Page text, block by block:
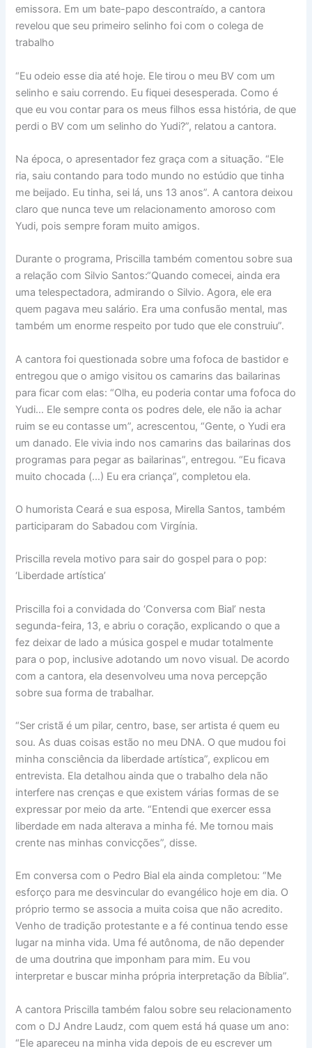
emissora. Em um bate-papo descontraído, a cantora
revelou que seu primeiro selinho foi com o colega de
trabalho
“Eu odeio esse dia até hoje. Ele tirou o meu BV com um
selinho e saiu correndo. Eu fiquei desesperada. Como é
que eu vou contar para os meus filhos essa história, de que
perdi o BV com um selinho do Yudi?”, relatou a cantora.
Na época, o apresentador fez graça com a situação. “Ele
ria, saiu contando para todo mundo no estúdio que tinha
me beijado. Eu tinha, sei lá, uns 13 anos”. A cantora deixou
claro que nunca teve um relacionamento amoroso com
Yudi, pois sempre foram muito amigos.
Durante o programa, Priscilla também comentou sobre sua
a relação com Silvio Santos:“Quando comecei, ainda era
uma telespectadora, admirando o Silvio. Agora, ele era
quem pagava meu salário. Era uma confusão mental, mas
também um enorme respeito por tudo que ele construiu”.
A cantora foi questionada sobre uma fofoca de bastidor e
entregou que o amigo visitou os camarins das bailarinas
para ficar com elas: “Olha, eu poderia contar uma fofoca do
Yudi… Ele sempre conta os podres dele, ele não ia achar
ruim se eu contasse um”, acrescentou, “Gente, o Yudi era
um danado. Ele vivia indo nos camarins das bailarinas dos
programas para pegar as bailarinas”, entregou. “Eu ficava
muito chocada (…) Eu era criança”, completou ela.
O humorista Ceará e sua esposa, Mirella Santos, também
participaram do Sabadou com Virgínia.
Priscilla revela motivo para sair do gospel para o pop:
‘Liberdade artística’
Priscilla foi a convidada do ‘Conversa com Bial’ nesta
segunda-feira, 13, e abriu o coração, explicando o que a
fez deixar de lado a música gospel e mudar totalmente
para o pop, inclusive adotando um novo visual. De acordo
com a cantora, ela desenvolveu uma nova percepção
sobre sua forma de trabalhar.
“Ser cristã é um pilar, centro, base, ser artista é quem eu
sou. As duas coisas estão no meu DNA. O que mudou foi
minha consciência da liberdade artística”, explicou em
entrevista. Ela detalhou ainda que o trabalho dela não
interfere nas crenças e que existem várias formas de se
expressar por meio da arte. “Entendi que exercer essa
liberdade em nada alterava a minha fé. Me tornou mais
crente nas minhas convicções”, disse.
Em conversa com o Pedro Bial ela ainda completou: “Me
esforço para me desvincular do evangélico hoje em dia. O
próprio termo se associa a muita coisa que não acredito.
Venho de tradição protestante e a fé continua tendo esse
lugar na minha vida. Uma fé autônoma, de não depender
de uma doutrina que imponham para mim. Eu vou
interpretar e buscar minha própria interpretação da Bíblia”.
A cantora Priscilla também falou sobre seu relacionamento
com o DJ Andre Laudz, com quem está há quase um ano:
“Ele apareceu na minha vida depois de eu escrever um